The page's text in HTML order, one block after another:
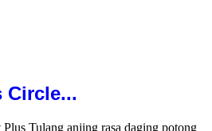
Circle...
Tulang anjing rasa daging potong